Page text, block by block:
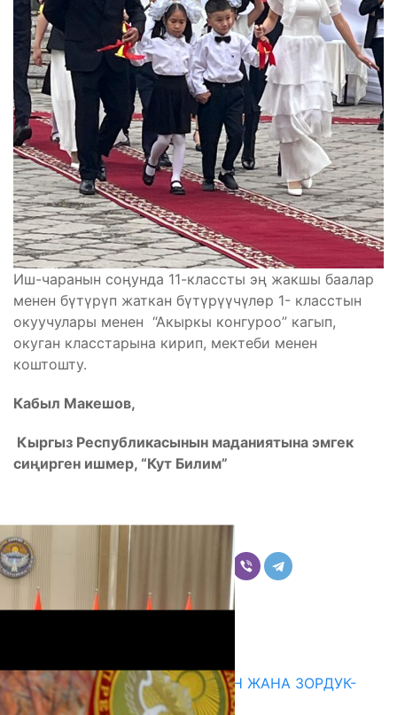
Иш-чаранын соңунда 11-классты эң жакшы баалар
менен бүтүрүп жаткан бүтүрүүчүлөр 1- класстын
окуучулары менен “Акыркы конгуроо” кагып,
окуган класстарына кирип, мектеби менен
коштошту.
Кабыл Макешов,
Кыргыз Республикасынын маданиятына эмгек
сиңирген ишмер, “Кут Билим”
Комментарийлер
ГЕНДЕРДИК БАСМЫРЛООДОН ЖАНА ЗОРДУК-
ЗОМБУЛУКТАН КОРГОО